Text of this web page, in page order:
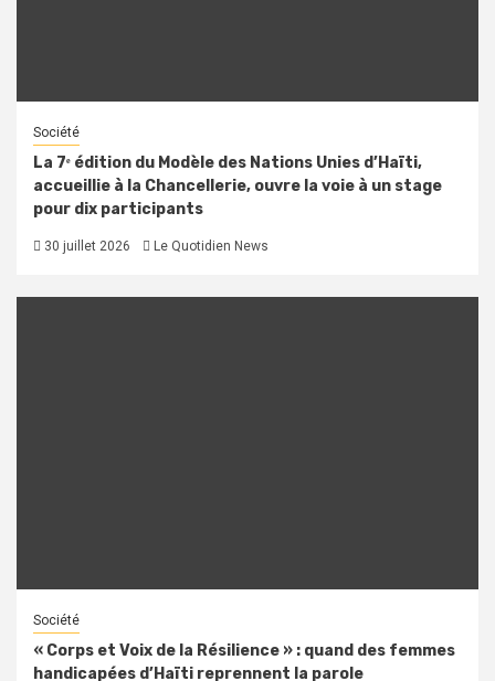
Société
La 7ᵉ édition du Modèle des Nations Unies d’Haïti,
accueillie à la Chancellerie, ouvre la voie à un stage
pour dix participants
30 juillet 2026 Le Quotidien News
Société
« Corps et Voix de la Résilience » : quand des femmes
handicapées d’Haïti reprennent la parole